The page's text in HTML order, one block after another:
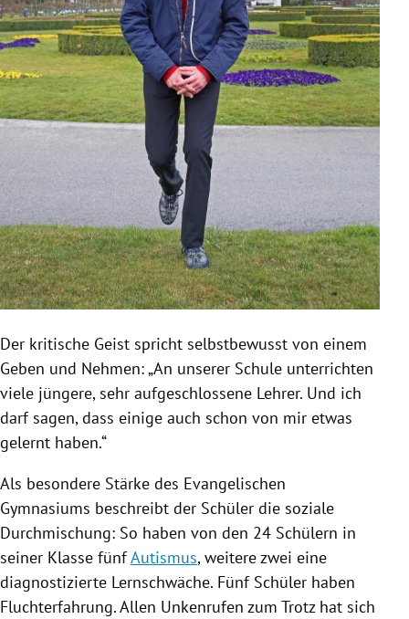
Der kritische Geist spricht selbstbewusst von einem
Geben und Nehmen: „An unserer Schule unterrichten
viele jüngere, sehr aufgeschlossene Lehrer. Und ich
darf sagen, dass einige auch schon von mir etwas
gelernt haben.“
Als besondere Stärke des Evangelischen
Gymnasiums beschreibt der Schüler die soziale
Durchmischung: So haben von den 24 Schülern in
seiner Klasse fünfAutismus, weitere zwei eine
diagnostizierte Lernschwäche. Fünf Schüler haben
Fluchterfahrung. Allen Unkenrufen zum Trotz hat sich